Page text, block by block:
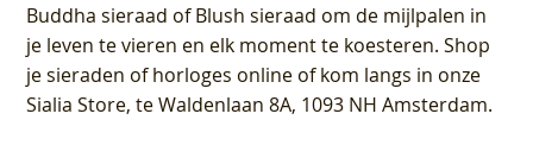
Buddha sieraad of Blush sieraad om de mijlpalen in
je leven te vieren en elk moment te koesteren. Shop
je sieraden of horloges online of kom langs in onze
Sialia Store, te Waldenlaan 8A, 1093 NH Amsterdam.